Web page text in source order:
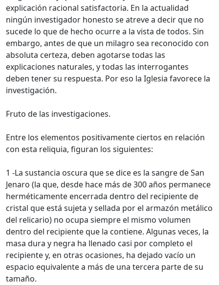
explicación racional satisfactoria. En la actualidad
ningún investigador honesto se atreve a decir que no
sucede lo que de hecho ocurre a la vista de todos. Sin
embargo, antes de que un milagro sea reconocido con
absoluta certeza, deben agotarse todas las
explicaciones naturales, y todas las interrogantes
deben tener su respuesta. Por eso la Iglesia favorece la
investigación.
Fruto de las investigaciones.
Entre los elementos positivamente ciertos en relación
con esta reliquia, figuran los siguientes:
1 -La sustancia oscura que se dice es la sangre de San
Jenaro (la que, desde hace más de 300 años permanece
herméticamente encerrada dentro del recipiente de
cristal que está sujeta y sellada por el armazón metálico
del relicario) no ocupa siempre el mismo volumen
dentro del recipiente que la contiene. Algunas veces, la
masa dura y negra ha llenado casi por completo el
recipiente y, en otras ocasiones, ha dejado vacío un
espacio equivalente a más de una tercera parte de su
tamaño.